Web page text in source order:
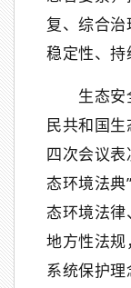
复、综合治
稳定性、持
生态安全
民共和国
四次会议
态环境法
态环境法
地方性法规
系统保护